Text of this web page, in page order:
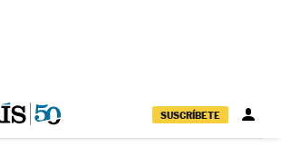
SUSCRÍBETE